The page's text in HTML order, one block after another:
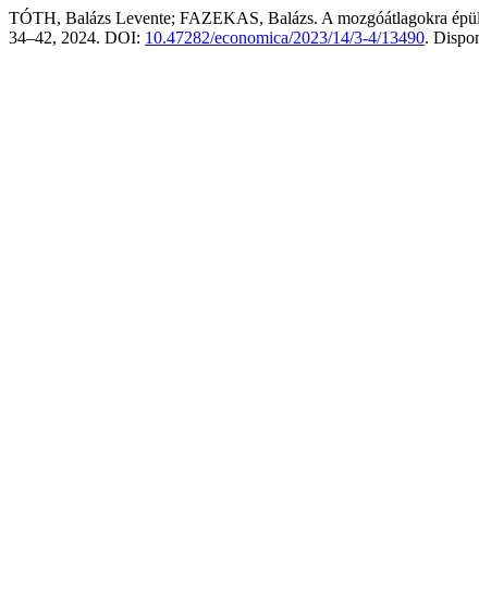
TÓTH, Balázs Levente; FAZEKAS, Balázs. A mozgóátlagokra
34–42, 2024. DOI: 10.47282/economica/2023/14/3-4/13490.